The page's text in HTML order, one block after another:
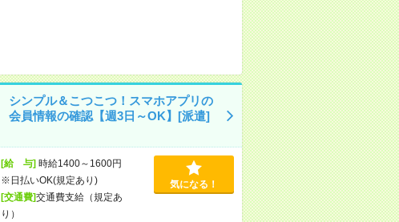
シンプル＆こつこつ！スマホアプリの
会員情報の確認【週3日～OK】[派遣]
[給 与]時給1400～1600円
※日払いOK(規定あり)
[交通費]交通費支給（規定あ
り）
気になる！